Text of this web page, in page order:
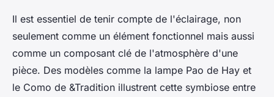
Il est essentiel de tenir compte de l'éclairage, non
seulement comme un élément fonctionnel mais aussi
comme un composant clé de l'atmosphère d'une
pièce. Des modèles comme la lampe Pao de Hay et
le Como de &Tradition illustrent cette symbiose entre